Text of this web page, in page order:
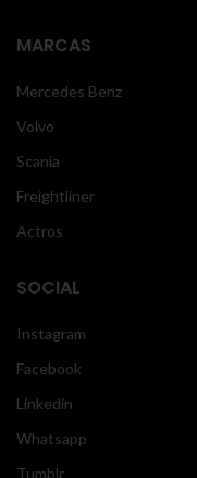
MARCAS
Mercedes Benz
Volvo
Scania
Freightliner
Actros
SOCIAL
Instagram
Facebook
Linkedin
Whatsapp
Tumblr